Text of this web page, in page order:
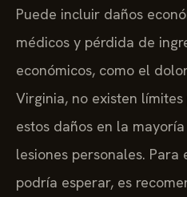
Puede incluir daños
médicos y pérdida de
económicos, como el
Virginia, no existen
estos daños en la
lesiones personales.
podría esperar, es